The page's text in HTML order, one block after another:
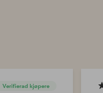
Verifierad kjøpere